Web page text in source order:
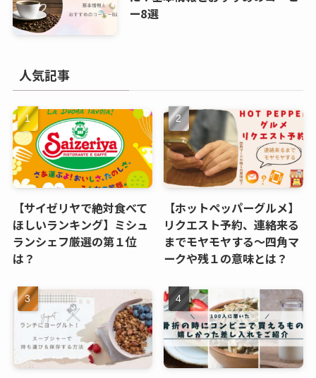
ー8選
人気記事
【サイゼリヤで絶対食べて
ほしいランキング】ミシュ
ランシェフ厳選の第１位
は？
【ホットペッパーグルメ】
リクエスト予約、連絡来る
までモヤモヤする～四角マ
ークや残１の意味とは？